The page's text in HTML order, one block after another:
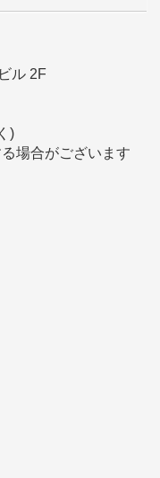
ル 2F
)
場合がございます